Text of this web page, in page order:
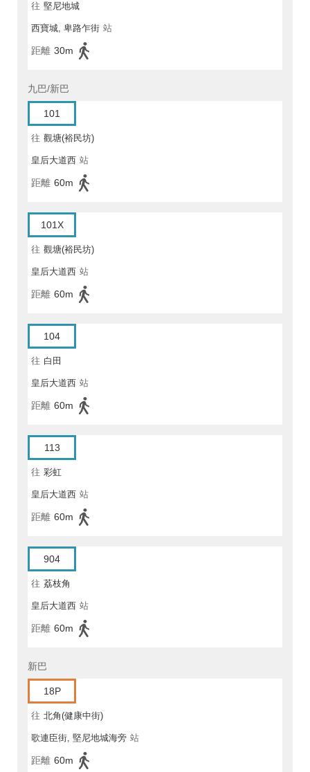
往 堅尼地城
西寶城, 卑路乍街 站
距離 30m
九巴/新巴
101
往 觀塘(裕民坊)
皇后大道西 站
距離 60m
101X
往 觀塘(裕民坊)
皇后大道西 站
距離 60m
104
往 白田
皇后大道西 站
距離 60m
113
往 彩虹
皇后大道西 站
距離 60m
904
往 荔枝角
皇后大道西 站
距離 60m
新巴
18P
往 北角(健康中街)
歌連臣街, 堅尼地城海旁 站
距離 60m